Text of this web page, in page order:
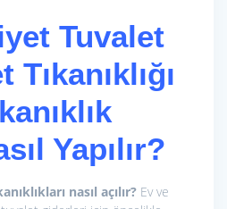
Tuvalet
Yapılır?
nasıl açılır? Ev ve